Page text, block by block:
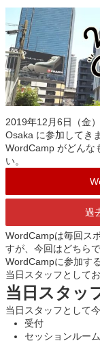
2019年12月6日（金
Osaka に参加してき
WordCamp がどんな
い。
過
WordCampは毎回ス
すが、今回はどちら
WordCampに参加す
当日スタッフとして
当日スタッ
当日スタッフとして
受付
セッションルー